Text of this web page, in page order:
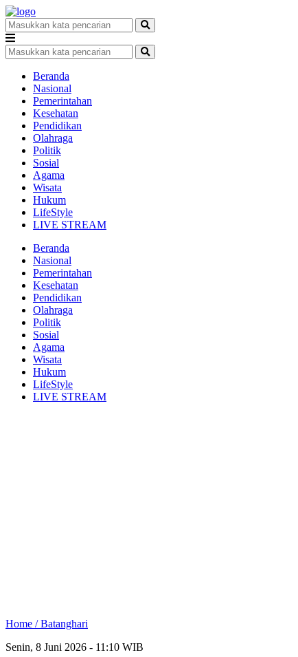
Beranda
Nasional
Pemerintahan
Kesehatan
Pendidikan
Olahraga
Politik
Sosial
Agama
Wisata
Hukum
LifeStyle
LIVE STREAM
Beranda
Nasional
Pemerintahan
Kesehatan
Pendidikan
Olahraga
Politik
Sosial
Agama
Wisata
Hukum
LifeStyle
LIVE STREAM
Home /Batanghari
Senin, 8 Juni 2026 - 11:10 WIB